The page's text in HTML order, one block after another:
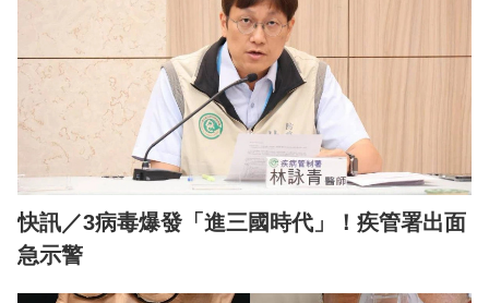
快訊／3病毒爆發「進三國時代」！疾管署出面
急示警